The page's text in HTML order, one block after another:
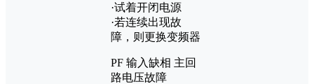
·试着开闭电源
·若连续出现故
障，则更换变频器
PF 输入缺相 主回
路电压故障